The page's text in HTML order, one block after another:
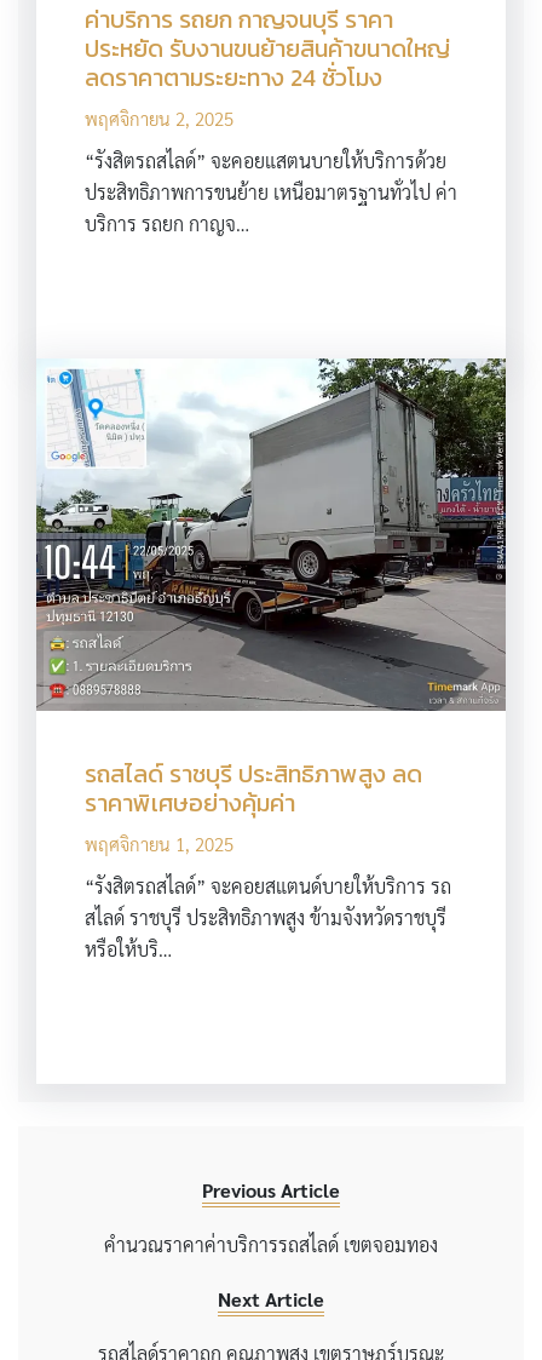
ค่าบริการ รถยก กาญจนบุรี ราคา
ประหยัด รับงานขนย้ายสินค้าขนาดใหญ่
ลดราคาตามระยะทาง 24 ชั่วโมง
พฤศจิกายน 2, 2025
“รังสิตรถสไลด์” จะคอยแสตนบายให้บริการด้วย
ประสิทธิภาพการขนย้าย เหนือมาตรฐานทั่วไป ค่า
บริการ รถยก กาญจ…
รถสไลด์ ราชบุรี ประสิทธิภาพสูง ลด
ราคาพิเศษอย่างคุ้มค่า
พฤศจิกายน 1, 2025
“รังสิตรถสไลด์” จะคอยสแตนด์บายให้บริการ รถ
สไลด์ ราชบุรี ประสิทธิภาพสูง ข้ามจังหวัดราชบุรี
หรือให้บริ…
Previous Article
คำนวณราคาค่าบริการรถสไลด์ เขตจอมทอง
Next Article
รถสไลด์ราคาถูก คุณภาพสูง เขตราษฎร์บูรณะ